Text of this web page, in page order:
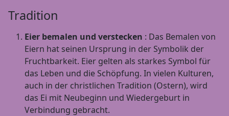
Tradition
Eier bemalen und verstecken : Das Bemalen von
Eiern hat seinen Ursprung in der Symbolik der
Fruchtbarkeit. Eier gelten als starkes Symbol für
das Leben und die Schöpfung. In vielen Kulturen,
auch in der christlichen Tradition (Ostern), wird
das Ei mit Neubeginn und Wiedergeburt in
Verbindung gebracht.